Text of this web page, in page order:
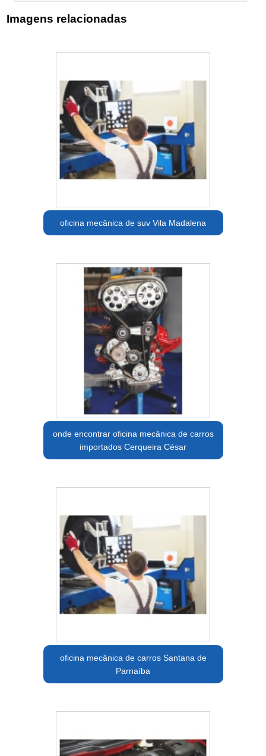
Imagens relacionadas
oficina mecânica de suv Vila Madalena
onde encontrar oficina mecânica de carros
importados Cerqueira César
oficina mecânica de carros Santana de
Parnaíba